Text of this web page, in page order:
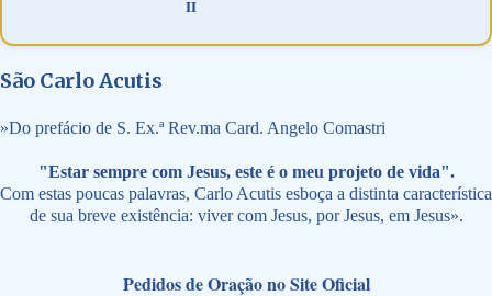
II
São Carlo Acutis
»Do prefácio de S. Ex.ª Rev.ma Card. Angelo Comastri
"Estar sempre com Jesus, este é o meu projeto de vida".
Com estas poucas palavras, Carlo Acutis esboça a distinta característica
de sua breve existência: viver com Jesus, por Jesus, em Jesus».
Pedidos de Oração no Site Oficial